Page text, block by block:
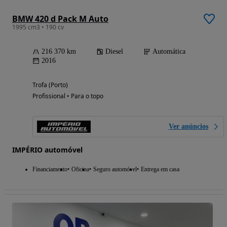
BMW 420 d Pack M Auto
1995 cm3 • 190 cv
216 370 km Diesel
Automática
2016
Trofa (Porto)
Profissional • Para o topo
Ver anúncios
IMPÉRIO automóvel
Financiamento Oficina Seguro automóvel Entrega em casa